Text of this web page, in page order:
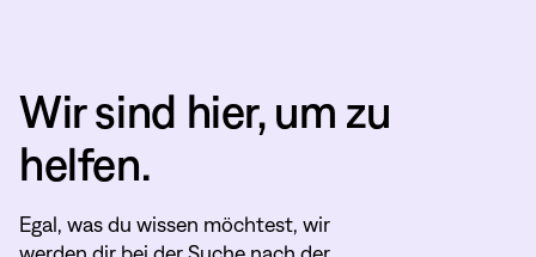
Wir sind hier, um zu
helfen.
Egal, was du wissen möchtest, wir